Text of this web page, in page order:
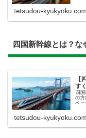
tetsudou-kyukyoku.com
四国新幹線とは？な
【
す
四
の
ペー
tetsudou-kyukyoku.com